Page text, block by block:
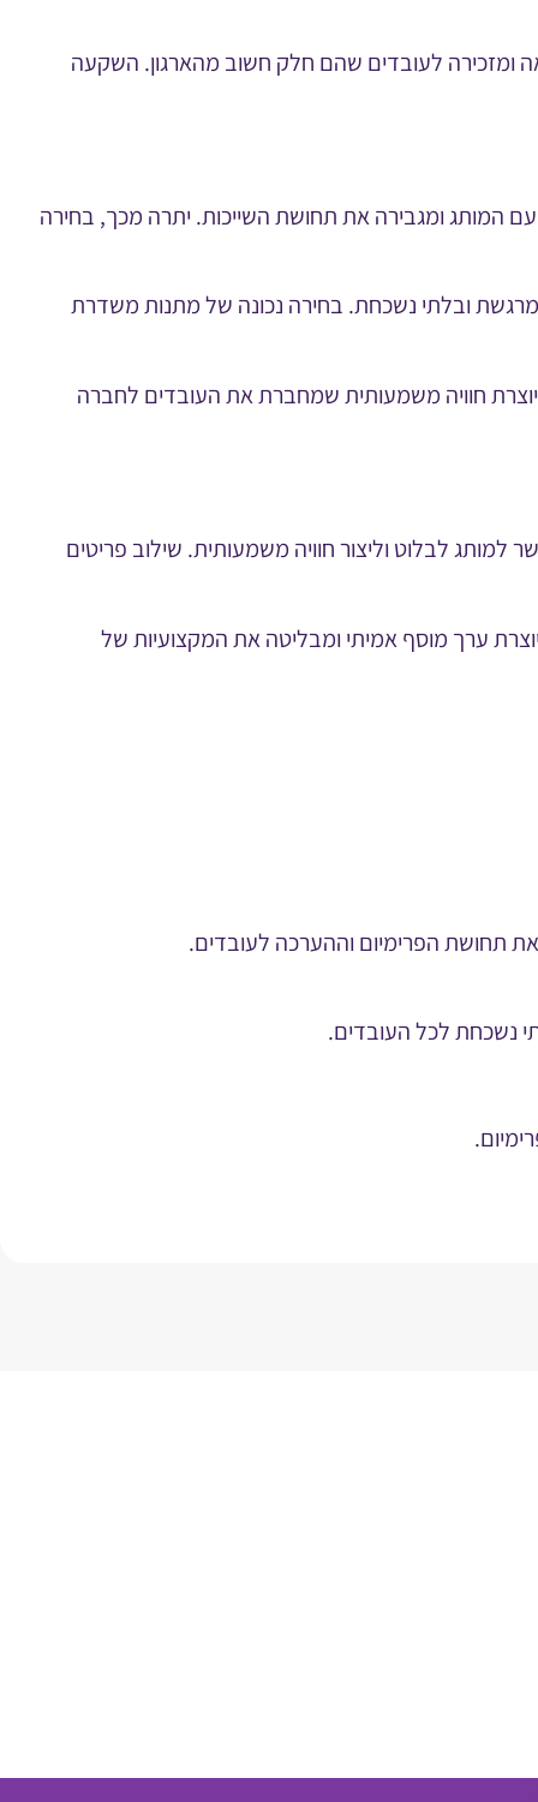
ומזכירה לעובדים שהם חלק חשוב מהארגון. השקעה
המותג ומגבירה את תחושת השייכות. יתרה מכך, בחירה
מרגשת ובלתי נשכחת. בחירה נכונה של מתנות משדרת
חוויה משמעותית שמחברת את העובדים לחברה
לבלוט וליצור חוויה משמעותית. שילוב פריטים
ערך מוסף אמיתי ומבליטה את המקצועיות של
תחושת הפרימיום וההערכה לעובדים.
נשכחת לכל העובדים.